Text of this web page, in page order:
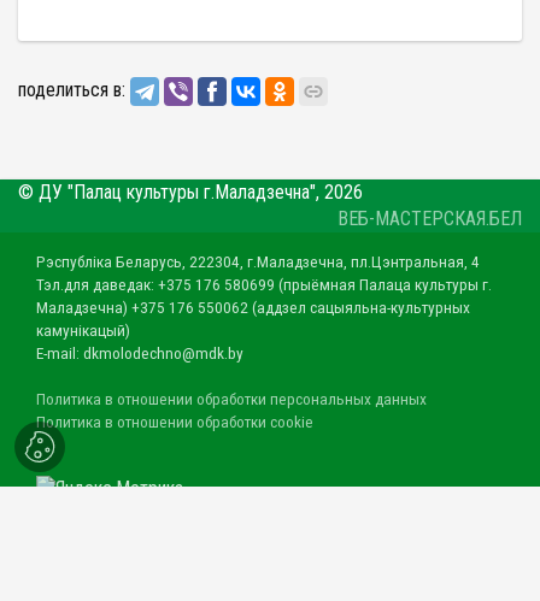
поделиться в:
© ДУ "Палац культуры г.Маладзечна", 2026
ВЕБ-МАСТЕРСКАЯ.БЕЛ
Рэспубліка Беларусь, 222304, г.Маладзечна, пл.Цэнтральная, 4
Тэл.для даведак: +375 176 580699 (прыёмная Палаца культуры г.
Маладзечна) +375 176 550062 (аддзел сацыяльна-культурных
камунікацый)
E-mail: dkmolodechno@mdk.by
Политика в отношении обработки персональных данных
Политика в отношении обработки cookie